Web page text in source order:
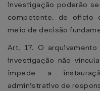
investigação poderão
competente, de ofício
meio de decisão
Art. 17. O
investigação não
impede a
administrativo de